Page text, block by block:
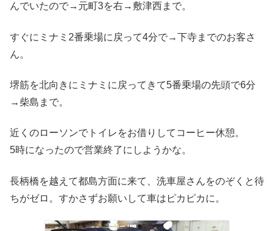
んでいたので→元町3を右→敷津西まで。
すぐにミナミ2番乗場に戻って4分で→下寺までのお客さ
ん。
堺筋を北向きにミナミに戻ってきて5番乗場の先頭で6分
→柴島まで。
近くのローソンでトイレをお借りしてコーヒー休憩。
5時になったので営業終了にしようかな。
長柄橋を越えて都島方面に来て、洗車屋さんをのぞくと待
ちがゼロ。すかさずお願いして車はピカピカに。